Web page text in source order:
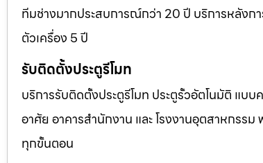
ทีมช่างมากประสบการณ์กว่า 20 ปี บริการหลังก
ตัวเครื่อง 5 ปี
รับติดตั้งประตูรีโมท
บริการรับติดตั้งประตูรีโมท ประตูรั้วอัตโนมัติ แบ
อาศัย อาคารสำนักงาน และ โรงงานอุตสาหกร
ทุกขั้นตอน